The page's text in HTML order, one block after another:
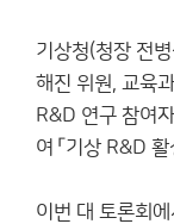
기상청(청장 전
해진 위원, 교육
R&D 연구 참여
여 「기상 R&D
이번 대 토론회